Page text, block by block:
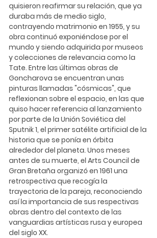
quisieron reafirmar su relación, que ya
duraba más de medio siglo,
contrayendo matrimonio en 1955, y su
obra continuó exponiéndose por el
mundo y siendo adquirida por museos
y colecciones de relevancia como la
Tate. Entre las últimas obras de
Goncharova se encuentran unas
pinturas llamadas "cósmicas", que
reflexionan sobre el espacio, en las que
quiso hacer referencia al lanzamiento
por parte de la Unión Soviética del
Sputnik 1, el primer satélite artificial de la
historia que se ponía en órbita
alrededor del planeta. Unos meses
antes de su muerte, el Arts Council de
Gran Bretaña organizó en 1961 una
retrospectiva que recogía la
trayectoria de la pareja, reconociendo
así la importancia de sus respectivas
obras dentro del contexto de las
vanguardias artísticas rusa y europea
del siglo XX.